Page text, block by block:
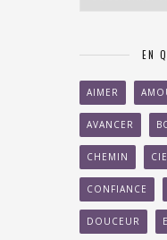
EN
AIMER
AVANCER
CHEMIN
CONFIANCE
DOUCEUR